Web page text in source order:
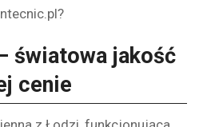
światowa jakość
cenie